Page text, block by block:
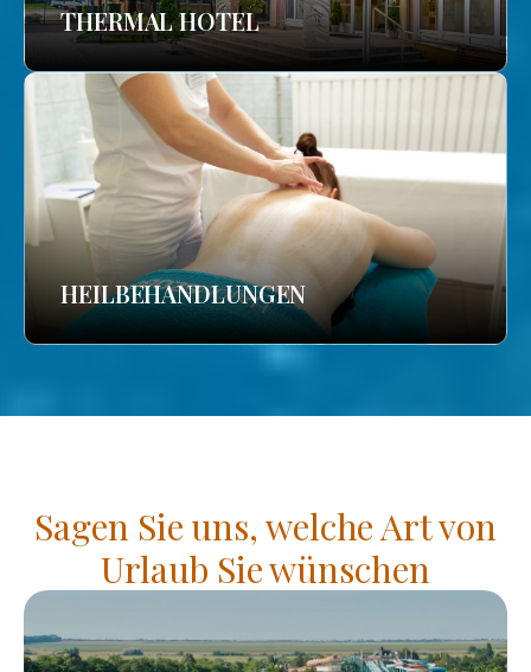
THERMAL HOTEL
HEILBEHANDLUNGEN
Sagen Sie uns, welche Art von
Urlaub Sie wünschen